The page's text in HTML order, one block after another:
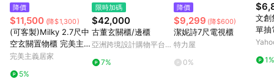
降價
$11,500 (降$1,300)
(可客製)Milky 2.7尺中
空玄關置物櫃 完美主義
【X0064】
完美主義居家
5%
限時加碼
$42,000
古董玄關櫃/邊櫃
亞洲跨境設計購物平台
7%
降價
$9,299 (降$600)
潔妮詩7尺電視櫃
特力屋
0%
文創集 盧克
單
1%